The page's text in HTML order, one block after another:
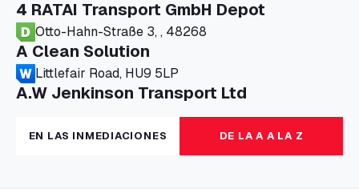
4 RATAI Transport GmbH Depot
Otto-Hahn-Straße 3, , 48268
A Clean Solution
Littlefair Road, HU9 5LP
A.W Jenkinson Transport Ltd
Progress House, ME11 5GA
A+G Nettetal - Depot Parking
Am Panneschopp 7, 41334
EN LAS INMEDIACIONES DE LA A A LA Z